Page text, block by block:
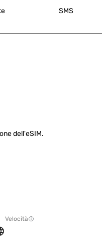
SMS
dell'eSIM.
Velocità